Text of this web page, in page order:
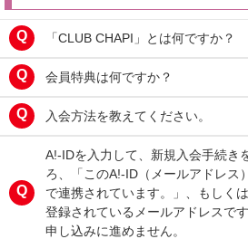
「CLUB CHAPI」とは何ですか？
会員特典は何ですか？
入会方法を教えてください。
A!-IDを入力して、新規入会手続き
ろ、「このA!-ID（メールアドレス
で連携されています。」、もしく
登録されているメールアドレスで
申し込みに進めません。